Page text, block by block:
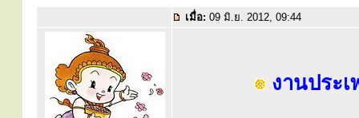
เมื่อ: 09 มิ.ย. 2012, 09:44
งานประ